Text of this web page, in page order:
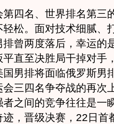
名、世界排名第三
松。面对技术细腻、
曾两度落后，幸运的
直至决胜局干掉对手
男排将面临俄罗斯男
三四名争夺战的再次
之间的竞争往往是一
，晋级决赛，22日首